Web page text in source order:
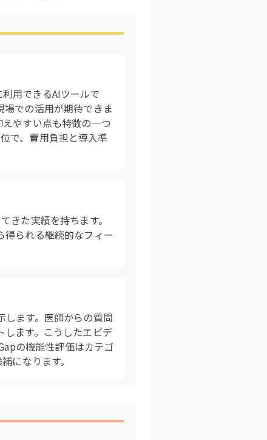
用できるAIツールで
での活用が期待できま
やすい点も特徴の一つ
で、費用負担と導入準
きた実績を持ちます。
られる継続的なフィー
ます。医師からの質問
します。こうしたエビデ
の機能性評価はカテゴ
になります。